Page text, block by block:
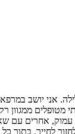
אני יושב
מטופלים ממגוון
אחרים עם
לחייך. בתוך